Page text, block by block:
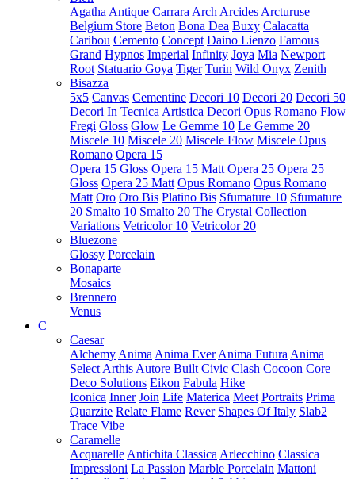
Agatha Antique Carrara Arch Arcides Arcturuse
Belgium Store Beton Bona Dea Buxy Calacatta
Caribou Cemento Concept Daino Lienzo Famous
Grand Hypnos Imperial Infinity Joya Mia Newport
Root Statuario Goya Tiger Turin Wild Onyx Zenith
Bisazza
5x5 Canvas Cementine Decori 10 Decori 20 Decori 50
Decori In Tecnica Artistica Decori Opus Romano Flow
Fregi Gloss Glow Le Gemme 10 Le Gemme 20
Miscele 10 Miscele 20 Miscele Flow Miscele Opus
Romano Opera 15
Opera 15 Gloss Opera 15 Matt Opera 25 Opera 25
Gloss Opera 25 Matt Opus Romano Opus Romano
Matt Oro Oro Bis Platino Bis Sfumature 10 Sfumature
20 Smalto 10 Smalto 20 The Crystal Collection
Variations Vetricolor 10 Vetricolor 20
Bluezone
Glossy Porcelain
Bonaparte
Mosaics
Brennero
Venus
C
Caesar
Alchemy Anima Anima Ever Anima Futura Anima
Select Arthis Autore Built Civic Clash Cocoon Core
Deco Solutions Eikon Fabula Hike
Iconica Inner Join Life Materica Meet Portraits Prima
Quarzite Relate Flame Rever Shapes Of Italy Slab2
Trace Vibe
Caramelle
Acquarelle Antichita Classica Arlecchino Classica
Impressioni La Passion Marble Porcelain Mattoni